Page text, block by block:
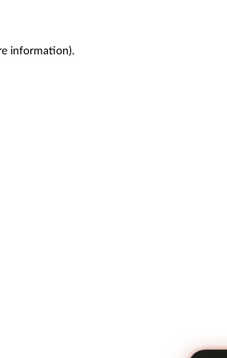
information).